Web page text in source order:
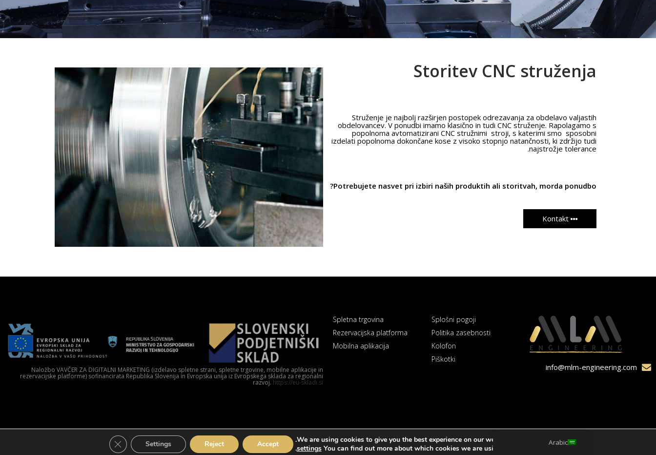
Storitev CNC struženja
Struženje je najbolj razširjen postopek odrezavanja za obdelavo valjastih
obdelovancev. V ponudbi imamo klasično in tudi CNC struženje. Rapolagamo s
popolnoma avtomatizirani CNC stružnimi stroji, s katerimi smo sposobni
izdelati popolnoma dokončane kose z visoko stopnjo natančnosti, ki zdržijo tudi
najstrožje tolerance.
Potrebujete nasvet pri izbiri naših produktih ali storitvah, morda ponudbo?
Kontakt
info@mlm-engineering.com
Splošni pogoji
Politika zasebnosti
Kolofon
Piškotki
Spletna trgovina
Rezervacijska platforma
Mobilna aplikacija
Naložbo VAVČER ZA DIGITALNI MARKETING (izdelavo spletne strani, spletne trgovine, mobilne aplikacije in
rezervacijske platforme) sofinancirata Republika Slovenija in Evropska unija iz Evropskega sklada za regionalni
razvoj. https://eu-skladi.si
© Vse pravice pridržane. MLM Engineering.
Arabic
We are using cookies to give you the best experience on our website.
You can find out more about which cookies we are using or switch them off in
settings
.
Accept
Reject
Settings
Close GDPR Cookie Banner